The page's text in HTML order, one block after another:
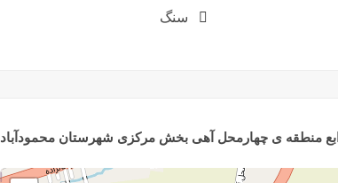
سنگ
منطقه ی چهارمحل آهی بخش مرکزی شهرستان محمودآباد